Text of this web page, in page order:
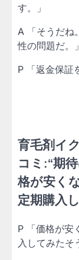
す。」
A 「そうだね
性の問題だ。」
P 「返金保証
育毛剤イ
コミ:“期
格が安く
定期購入
P 「価格が安
入してみたそ